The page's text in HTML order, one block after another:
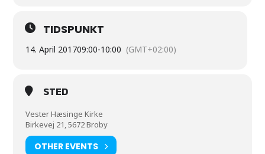
TIDSPUNKT
14. April 201709:00-10:00 (GMT+02:00)
STED
Vester Hæsinge Kirke
Birkevej 21, 5672 Broby
OTHER EVENTS